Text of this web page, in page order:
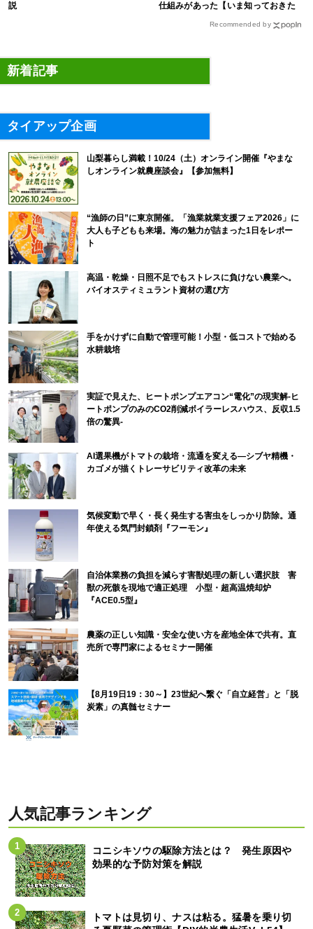
説
仕組みがあった【いま知っておきた
Recommended by
新着記事
タイアップ企画
山梨暮らし満載！10/24（土）オンライン開催『やまな
しオンライン就農座談会』【参加無料】
“漁師の日”に東京開催。「漁業就業支援フェア2026」に
大人も子どもも来場。海の魅力が詰まった1日をレポー
ト
高温・乾燥・日照不足でもストレスに負けない農業へ。
バイオスティミュラント資材の選び方
手をかけずに自動で管理可能！小型・低コストで始める
水耕栽培
実証で見えた、ヒートポンプエアコン“電化”の現実解-ヒ
ートポンプのみのCO2削減ボイラーレスハウス、反収1.5
倍の驚異-
AI選果機がトマトの栽培・流通を変える―シブヤ精機・
カゴメが描くトレーサビリティ改革の未来
気候変動で早く・長く発生する害虫をしっかり防除。通
年使える気門封鎖剤『フーモン』
自治体業務の負担を減らす害獣処理の新しい選択肢 害
獣の死骸を現地で適正処理 小型・超高温焼却炉
『ACE0.5型』
農薬の正しい知識・安全な使い方を産地全体で共有。直
売所で専門家によるセミナー開催
【8月19日19：30～】23世紀へ繋ぐ「自立経営」と「脱
炭素」の真髄セミナー
人気記事ランキング
コニシキソウの駆除方法とは？ 発生原因や
効果的な予防対策を解説
トマトは見切り、ナスは粘る。猛暑を乗り切